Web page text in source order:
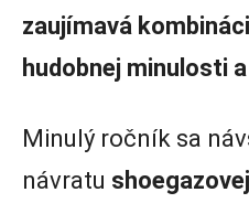
zaujímavá
hudobnej minulosti
Minulý ročník sa
návratu shoegazovej